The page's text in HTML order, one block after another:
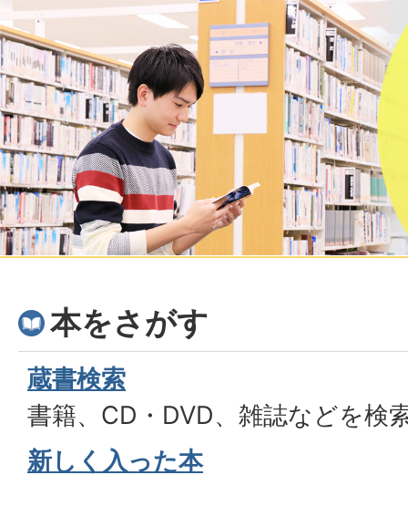
本をさがす
蔵書検索
書籍、CD・DVD、雑誌などを検
新しく入った本